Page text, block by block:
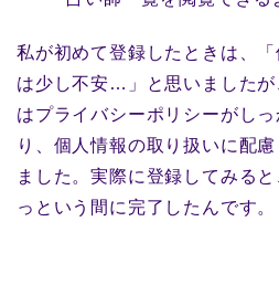
私が初めて登録したときは、
は少し不安…」と思いました
はプライバシーポリシーがし
り、個人情報の取り扱いに配
ました。実際に登録してみる
っという間に完了したんです。